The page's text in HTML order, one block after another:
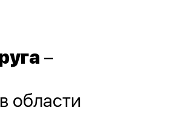
–
области